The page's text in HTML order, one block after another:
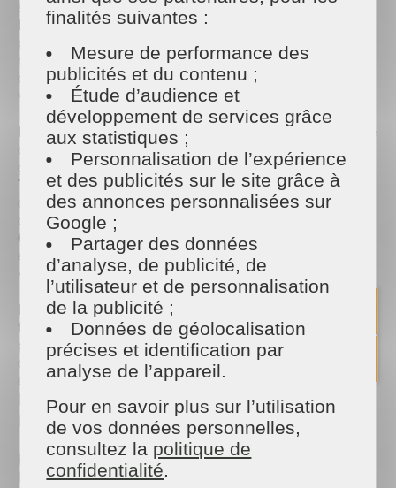
sont uniques, nos prestations deménage à
FougèresetMaison et Services Vitré
précisément à vos besoins. Nos assistant(e)s
ménager(e)s qualifié(e)s interviennent chez vous
avec rigueur et discrétion pour prendre soin de
votre intérieur :
Entretien régulier ou ponctuel :
Du grand ménage
de printemps au passage hebdomadaire pour
garder une maison saine.
Tâches complètes :Dépoussiérage des meubles,
aspiration et lavage des sols, nettoyage approfondi
de la cuisine et des sanitaires.
Gestion du linge : En plus du nettoyage, nos
équipes peuvent s'occuper du repassage de vos
vêtements et du rangement du linge de maison.
Le secret de notre qualité :
formés aux techniques de nettoyage
professionnelles et à l'utilisation écoresponsable
des produits, garantissant un résultat éclatant tout
en respectant votre environnement et vos surfaces.
Pourquoi choisir Maison et Services
Fougères et Vitré ?
Faire confiance à nos agences de proximité, c'est
l'assurance d'un service de services à la personne
finalités suivantes :
Mesure de performance des
publicités et du contenu ;
Étude d’audience et
développement de services grâce
aux statistiques ;
Personnalisation de l’expérience
et des publicités sur le site grâce à
des annonces personnalisées sur
Google ;
Partager des données
d’analyse, de publicité, de
l’utilisateur et de personnalisation
de la publicité ;
Données de géolocalisation
précises et identification par
analyse de l’appareil.
Pour en savoir plus sur l’utilisation
de vos données personnelles,
consultez la politique de
confidentialité.